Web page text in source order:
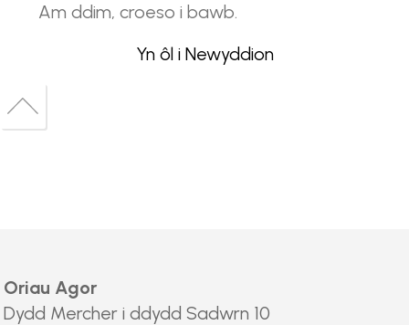
Am ddim, croeso i bawb.
Yn ôl i Newyddion
top
Back
Oriau Agor
Dydd Mercher i ddydd Sadwrn 10